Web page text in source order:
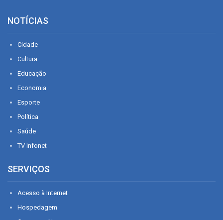
NOTÍCIAS
Cidade
Cultura
Educação
Economia
Esporte
Política
Saúde
TV Infonet
SERVIÇOS
Acesso à Internet
Hospedagem